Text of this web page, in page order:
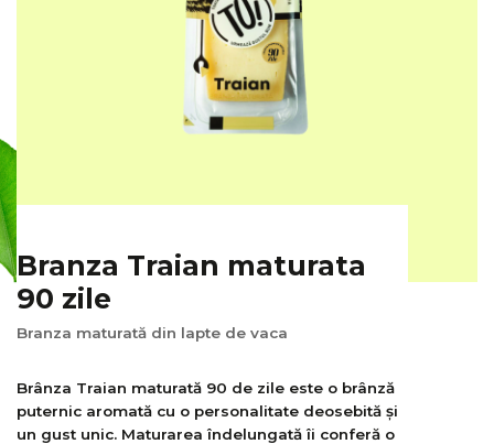
Branza Traian maturata
90 zile
Branza maturată din lapte de vaca
Brânza Traian maturată 90 de zile este o brânză
puternic aromată cu o personalitate deosebită și
un gust unic. Maturarea îndelungată îi conferă o